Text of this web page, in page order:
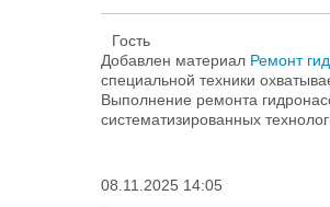
Гость
Добавлен материал Ремонт
специальной техники
Выполнение ремонта
систематизированных
08.11.2025 14:05